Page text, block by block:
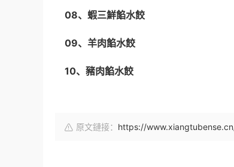
08、蝦三鮮餡水餃
09、羊肉餡水餃
10、豬肉餡水餃
原文鏈接： https://